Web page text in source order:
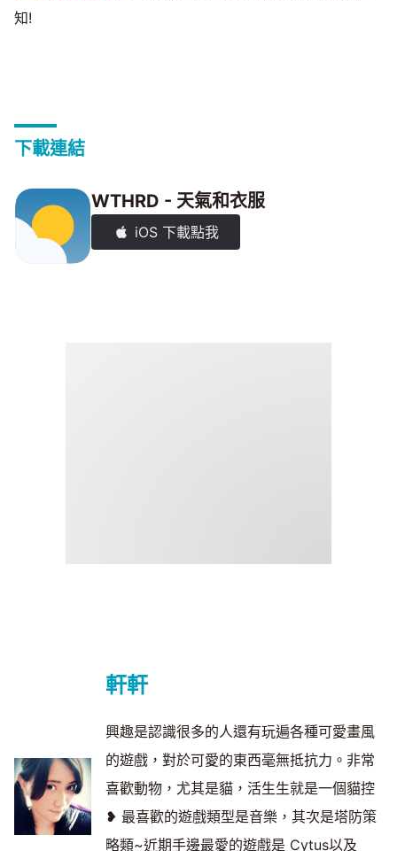
知!
下載連結
WTHRD - 天氣和衣服
iOS 下載點我
軒軒
興趣是認識很多的人還有玩遍各種可愛畫風
的遊戲，對於可愛的東西毫無抵抗力。非常
喜歡動物，尤其是貓，活生生就是一個貓控
❥ 最喜歡的遊戲類型是音樂，其次是塔防策
略類~近期手邊最愛的遊戲是 Cytus以及